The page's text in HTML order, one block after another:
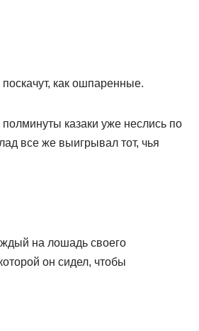
как ошпаренные.
казаки уже неслись по
все же выигрывал тот, чья
на лошадь своего
он сидел, чтобы